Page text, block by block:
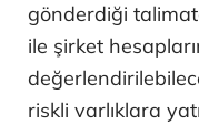
gönderdiği
ile şirket
riskli varlıklara